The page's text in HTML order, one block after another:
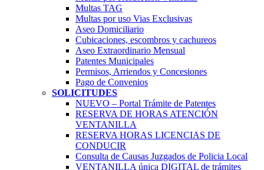
Multas TAG
Multas por uso Vias Exclusivas
Aseo Domiciliario
Cubicaciones, escombros y cachureos
Aseo Extraordinario Mensual
Patentes Municipales
Permisos, Arriendos y Concesiones
Pago de Convenios
SOLICITUDES
NUEVO – Portal Trámite de Patentes
RESERVA DE HORAS ATENCIÓN
VENTANILLA
RESERVA HORAS LICENCIAS DE
CONDUCIR
Consulta de Causas Juzgados de Policia Local
VENTANILLA única DIGITAL de trámites